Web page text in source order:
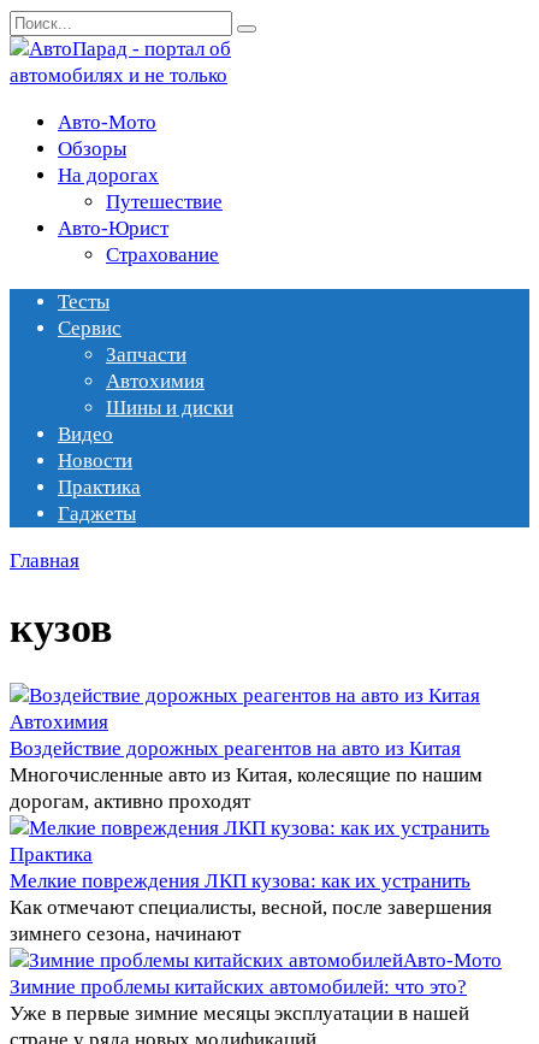
Перейти
к
содержанию
Search
for:
Авто-Мото
Обзоры
На дорогах
Путешествие
Авто-Юрист
Страхование
Тесты
Сервис
Запчасти
Автохимия
Шины и диски
Видео
Новости
Практика
Гаджеты
Главная
кузов
Автохимия
Воздействие дорожных реагентов на авто из Китая
Многочисленные авто из Китая, колесящие по нашим
дорогам, активно проходят
Практика
Мелкие повреждения ЛКП кузова: как их устранить
Как отмечают специалисты, весной, после завершения
зимнего сезона, начинают
Авто-Мото
Зимние проблемы китайских автомобилей: что это?
Уже в первые зимние месяцы эксплуатации в нашей
стране у ряда новых модификаций